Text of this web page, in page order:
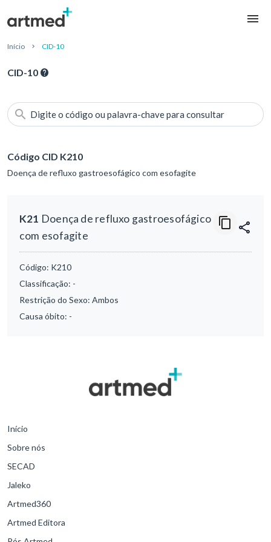
Início CID-10
CID-10
Digite o código ou palavra-chave para consultar
Código CID K210
Doença de refluxo gastroesofágico com esofagite
K21 Doença de refluxo gastroesofágico
com esofagite
Código: K210
Classificação: -
Restrição do Sexo: Ambos
Causa óbito: -
Início
Sobre nós
SECAD
Jaleko
Artmed360
Artmed Editora